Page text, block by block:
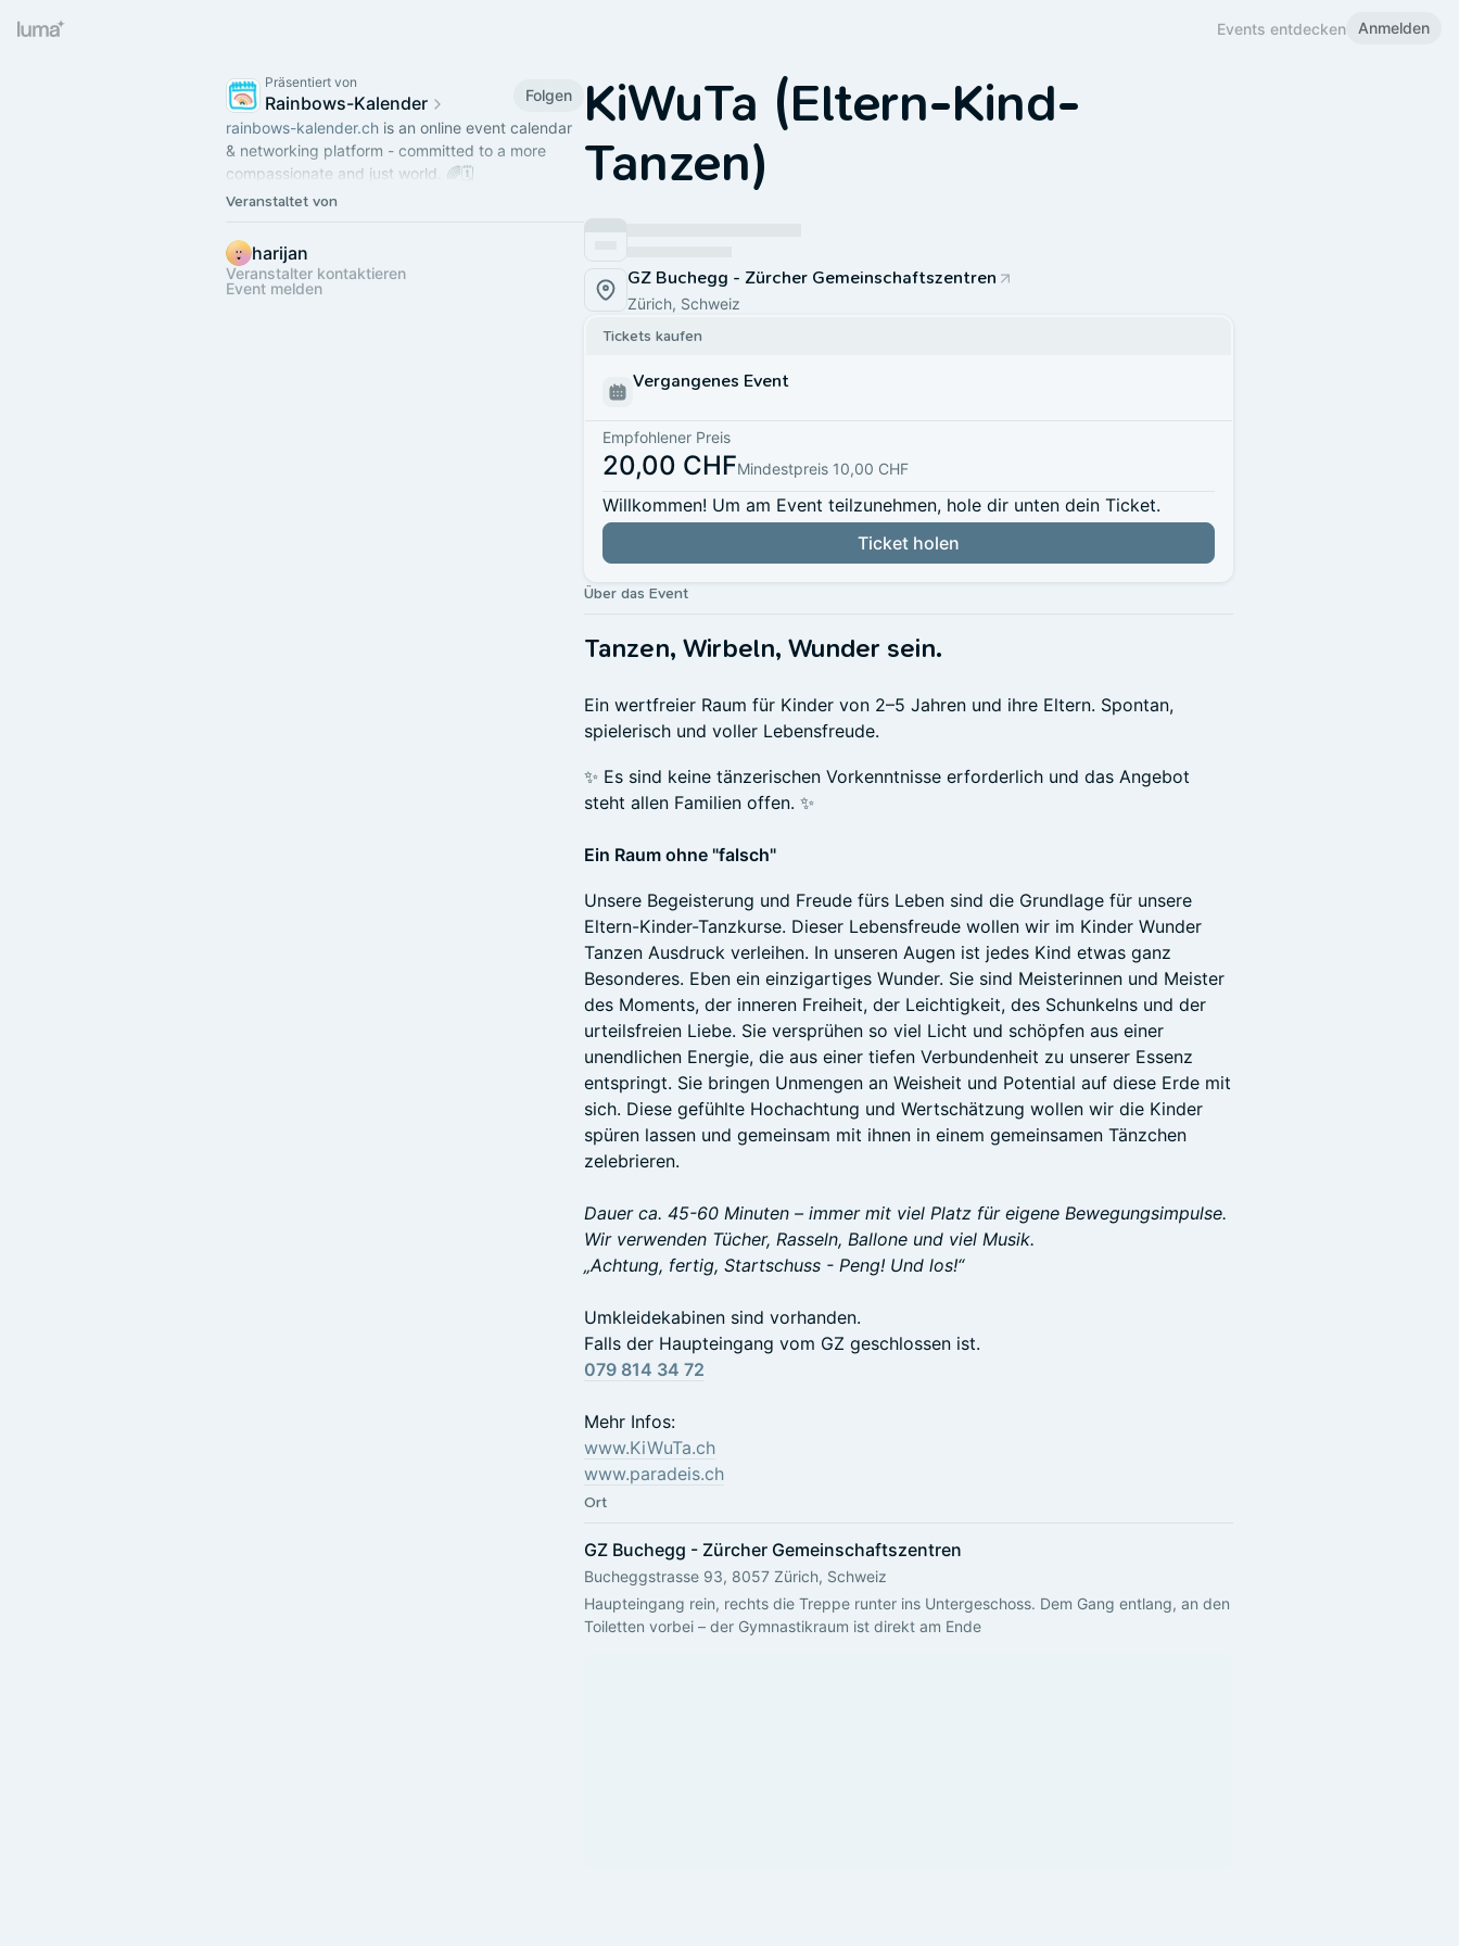
Events entdecken Anmelden
Präsentiert von
Rainbows-Kalender
Folgen
rainbows-kalender.ch is an online event calendar
& networking platform - committed to a more
compassionate and just world. 🌈🗓
Check our TG-Group:
Veranstaltet von
harijan
Veranstalter kontaktieren
Event melden
KiWuTa (Eltern-Kind-
Tanzen)
GZ Buchegg - Zürcher Gemeinschaftszentren
Zürich, Schweiz
Tickets kaufen
Vergangenes Event
Empfohlener Preis
20,00 CHFMindestpreis 10,00 CHF
Willkommen! Um am Event teilzunehmen, hole dir unten dein Ticket.
Ticket holen
Über das Event
Tanzen, Wirbeln, Wunder sein.
Ein wertfreier Raum für Kinder von 2–5 Jahren und ihre Eltern. Spontan,
spielerisch und voller Lebensfreude.
✨ Es sind keine tänzerischen Vorkenntnisse erforderlich und das Angebot
steht allen Familien offen. ✨
Ein Raum ohne "falsch"
Unsere Begeisterung und Freude fürs Leben sind die Grundlage für unsere
Eltern-Kinder-Tanzkurse. Dieser Lebensfreude wollen wir im Kinder Wunder
Tanzen Ausdruck verleihen. In unseren Augen ist jedes Kind etwas ganz
Besonderes. Eben ein einzigartiges Wunder. Sie sind Meisterinnen und Meister
des Moments, der inneren Freiheit, der Leichtigkeit, des Schunkelns und der
urteilsfreien Liebe. Sie versprühen so viel Licht und schöpfen aus einer
unendlichen Energie, die aus einer tiefen Verbundenheit zu unserer Essenz
entspringt. Sie bringen Unmengen an Weisheit und Potential auf diese Erde mit
sich. Diese gefühlte Hochachtung und Wertschätzung wollen wir die Kinder
spüren lassen und gemeinsam mit ihnen in einem gemeinsamen Tänzchen
zelebrieren.
Dauer ca. 45-60 Minuten – immer mit viel Platz für eigene Bewegungsimpulse.
Wir verwenden Tücher, Rasseln, Ballone und viel Musik.
„Achtung, fertig, Startschuss - Peng! Und los!“
Umkleidekabinen sind vorhanden.
Falls der Haupteingang vom GZ geschlossen ist.
079 814 34 72
Mehr Infos:
www.KiWuTa.ch
www.paradeis.ch
Ort
GZ Buchegg - Zürcher Gemeinschaftszentren
Bucheggstrasse 93, 8057 Zürich, Schweiz
Haupteingang rein, rechts die Treppe runter ins Untergeschoss. Dem Gang entlang, an den
Toiletten vorbei – der Gymnastikraum ist direkt am Ende